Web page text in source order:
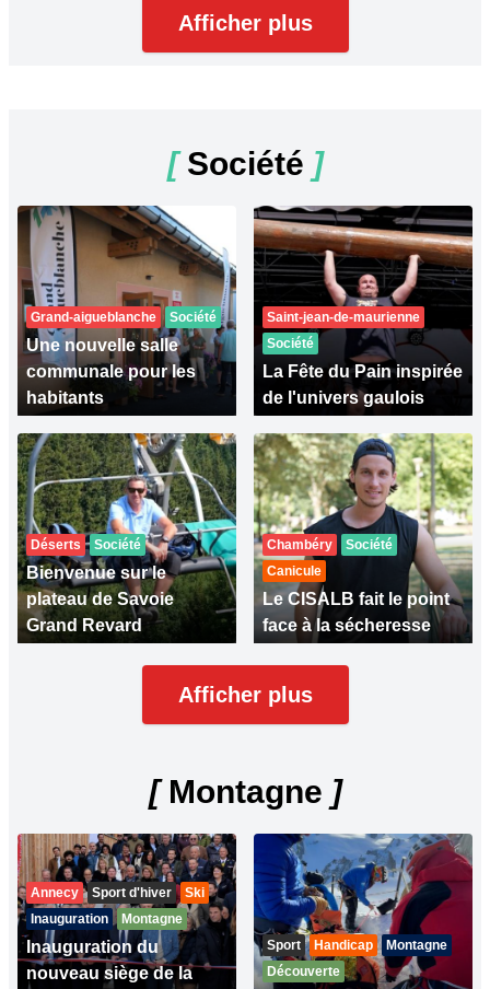
Afficher plus
[Société ]
Grand-aigueblanche Société
Une nouvelle salle
communale pour les
habitants
Saint-jean-de-maurienne
Société
La Fête du Pain inspirée
de l'univers gaulois
Déserts Société
Bienvenue sur le
plateau de Savoie
Grand Revard
Chambéry
Société
Canicule
Le CISALB fait le point
face à la sécheresse
Afficher plus
[Montagne ]
Annecy Sport d'hiver
Ski
Inauguration
Montagne
Inauguration du
nouveau siège de la
Sport Handicap
Montagne
Découverte